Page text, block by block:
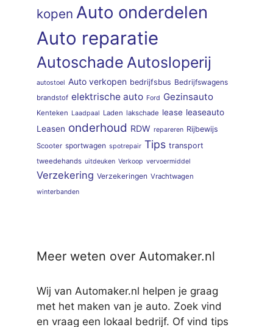
kopen Auto onderdelen
Auto reparatie
Autoschade Autosloperij
autostoel Auto verkopen bedrijfsbus Bedrijfswagens
brandstof elektrische auto Ford Gezinsauto
Kenteken Laadpaal Laden lakschade lease leaseauto
Leasen onderhoud RDW repareren Rijbewijs
Scooter sportwagen spotrepair Tips transport
tweedehands uitdeuken Verkoop vervoermiddel
Verzekering Verzekeringen Vrachtwagen
winterbanden
Meer weten over Automaker.nl
Wij van Automaker.nl helpen je graag
met het maken van je auto. Zoek vind
en vraag een lokaal bedrijf. Of vind tips